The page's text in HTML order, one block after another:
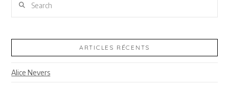
ARTICLES RÉCENTS
Alice Nevers